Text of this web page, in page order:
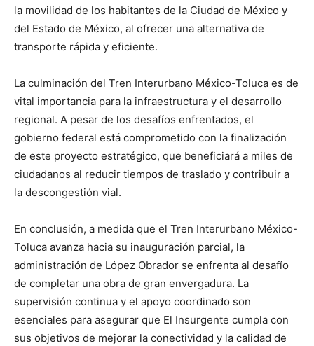
la movilidad de los habitantes de la Ciudad de México y
del Estado de México, al ofrecer una alternativa de
transporte rápida y eficiente.
La culminación del Tren Interurbano México-Toluca es de
vital importancia para la infraestructura y el desarrollo
regional. A pesar de los desafíos enfrentados, el
gobierno federal está comprometido con la finalización
de este proyecto estratégico, que beneficiará a miles de
ciudadanos al reducir tiempos de traslado y contribuir a
la descongestión vial.
En conclusión, a medida que el Tren Interurbano México-
Toluca avanza hacia su inauguración parcial, la
administración de López Obrador se enfrenta al desafío
de completar una obra de gran envergadura. La
supervisión continua y el apoyo coordinado son
esenciales para asegurar que El Insurgente cumpla con
sus objetivos de mejorar la conectividad y la calidad de